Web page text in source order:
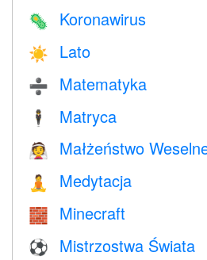
🦠 Koronawirus
☀️ Lato
➗ Matematyka
🕴️ Matryca
👰 Małżeństwo
🧘 Medytacja
🧱 Minecraft
⚽ Mistrzostwa Świata